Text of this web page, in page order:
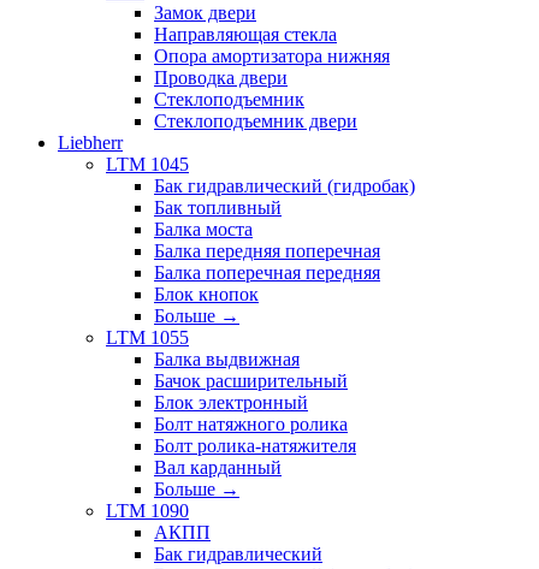
Замок двери
Направляющая стекла
Опора амортизатора нижняя
Проводка двери
Стеклоподъемник
Стеклоподъемник двери
Liebherr
LTM 1045
Бак гидравлический (гидробак)
Бак топливный
Балка моста
Балка передняя поперечная
Балка поперечная передняя
Блок кнопок
Больше →
LTM 1055
Балка выдвижная
Бачок расширительный
Блок электронный
Болт натяжного ролика
Болт ролика-натяжителя
Вал карданный
Больше →
LTM 1090
АКПП
Бак гидравлический